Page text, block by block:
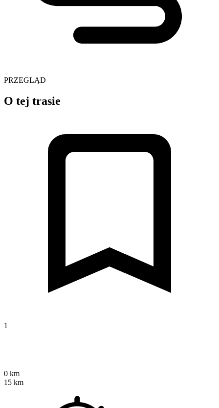
PRZEGLĄD
O tej trasie
1
0 km
15 km